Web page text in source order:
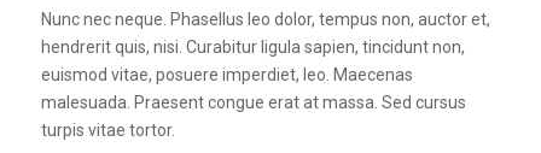
Nunc nec neque. Phasellus leo dolor, tempus non, auctor et,
hendrerit quis, nisi. Curabitur ligula sapien, tincidunt non,
euismod vitae, posuere imperdiet, leo. Maecenas
malesuada. Praesent congue erat at massa. Sed cursus
turpis vitae tortor.